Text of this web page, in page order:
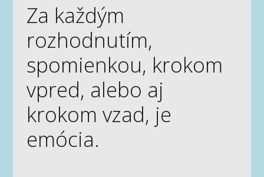
Za každým
rozhodnutím,
spomienkou, krokom
vpred, alebo aj
krokom vzad, je
emócia.